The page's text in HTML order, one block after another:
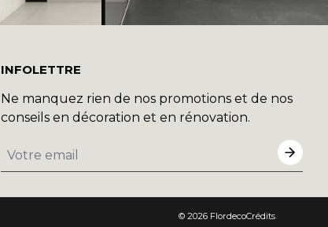
INFOLETTRE
Ne manquez rien de nos promotions et de nos
conseils en décoration et en rénovation.
© 2026 FlordecoCrédits